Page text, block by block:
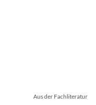
Aus der Fachliteratur